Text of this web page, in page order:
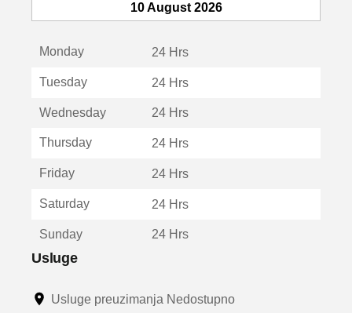
o
u
u
10 August 2026
Monday 24 Hrs
Tuesday 24 Hrs
Wednesday 24 Hrs
Thursday 24 Hrs
Friday 24 Hrs
Saturday 24 Hrs
Sunday 24 Hrs
Usluge
Usluge preuzimanja Nedostupno